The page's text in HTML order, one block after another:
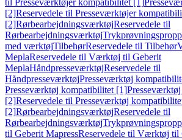
til Presseværktøjer kompatibilitet [1]
[2]Reservedele til Presseværktøjer
[2]RørbearbejdningsværktøjReservedele til
Rørbearbejdningsværktøj
med værktøjTilbehørReservedele til Tilbehør
MeplaReservedele til Værktøj til Geberit
MeplaHåndpresseværktøjReservedele til
HåndpresseværktøjPresseværktøj
Presseværktøj kompatibilitet [1]
[2]Reservedele til Presseværktøj
[2]RørbearbejdningsværktøjReservedele til
Rørbearbejdningsværktøj
til Geberit MapressReservedele til Værktøj til